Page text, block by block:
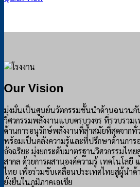
Our Vision
มุ่งมั่นเป็นศูนย์นวัตกรรมชั้นนำด้านฉนวนกั
วิศวกรรมพลังงานแบบครบวงจร ที่รวบรวม
ด้านการอนุรักษ์พลังงานที่ล้ำสมัยที่สุดจากทั่
พร้อมเป็นคลังความรู้และที่ปรึกษาด้านการ
อัจฉริยะ มุ่งยกระดับมาตรฐานวิศวกรรมไทย
สากล ด้วยการผสานองค์ความรู้ เทคโนโลยี
ไทย เพื่อร่วมขับเคลื่อนประเทศไทยสู่ผู้นำ
ยั่งยืนในภูมิภาคเอเชีย